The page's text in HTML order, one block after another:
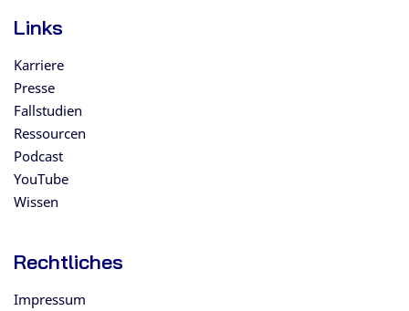
Links
Karriere
Presse
Fallstudien
Ressourcen
Podcast
YouTube
Wissen
Rechtliches
Impressum